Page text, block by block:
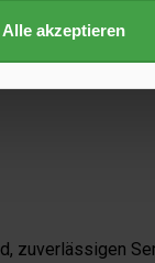
Alle akzeptieren
zuverlässigen